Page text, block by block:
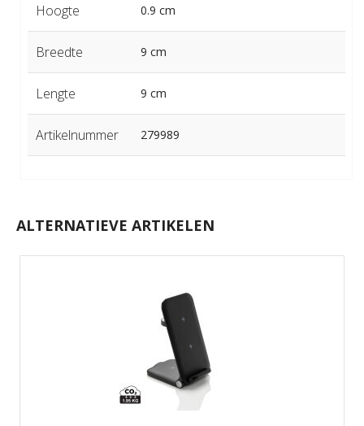
Hoogte 0.9 cm
Breedte 9 cm
Lengte 9 cm
Artikelnummer 279989
ALTERNATIEVE ARTIKELEN